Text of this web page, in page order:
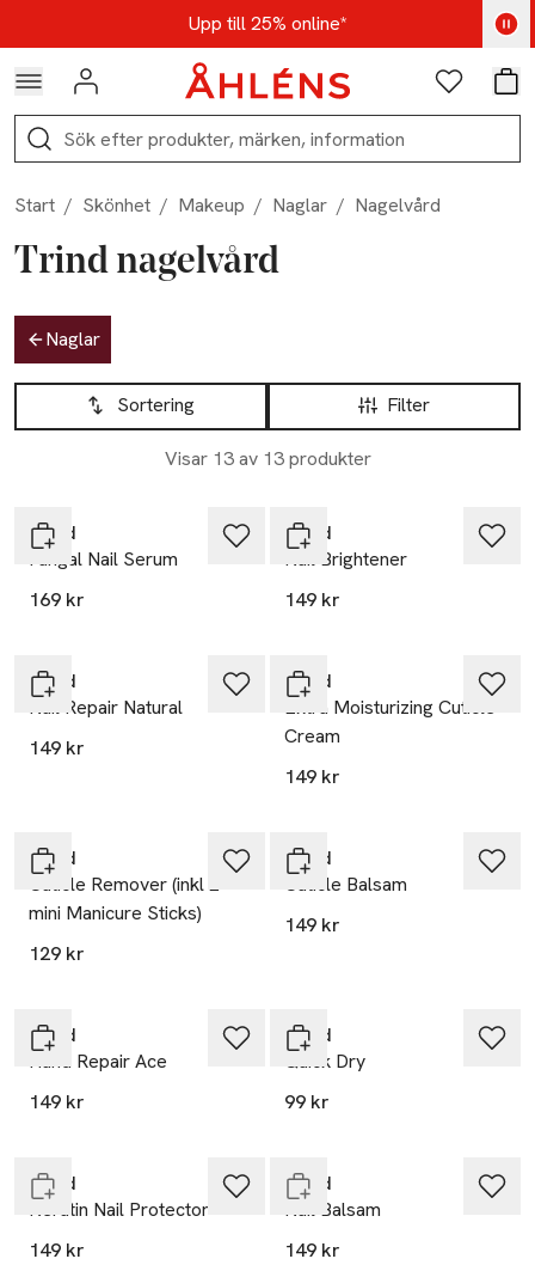
Hoppa till navigationsmenynUpp till 25% online*
Kod: AUG25 - Shoppa nu
Logga in Favoriter
Sök
Start / Skönhet / Makeup / Naglar / Nagelvård
Trind nagelvård
Hoppa till produktsidan
Naglar
Hoppa till produktsidan
Filter
Sortering
Visar 13 av 13 produkter
Lista över produkter
Trind
Fungal Nail Serum
169 kr
Trind
Nail Brightener
149 kr
Trind
Nail Repair Natural
149 kr
Trind
Extra Moisturizing Cuticle
Cream
149 kr
Trind
Cuticle Remover (inkl 2
mini Manicure Sticks)
129 kr
Trind
Cuticle Balsam
149 kr
Trind
Hand Repair Ace
149 kr
Trind
Quick Dry
99 kr
Trind
Keratin Nail Protector
149 kr
Trind
Nail Balsam
149 kr